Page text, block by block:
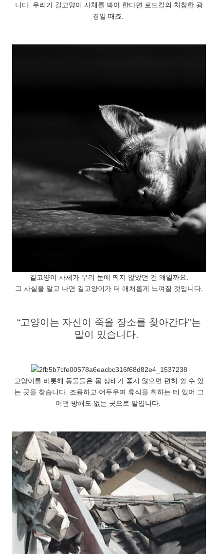
니다. 우리가 길고양이 사체를 봐야 한다면 로드킬의 처참한 광
경일 때죠.
길고양이 사체가 우리 눈에 띄지 않았던 건 왜일까요.
그 사실을 알고 나면 길고양이가 더 애처롭게 느껴질 것입니다.
“고양이는 자신이 죽을 장소를 찾아간다”는
말이 있습니다.
고양이를 비롯해 동물들은 몸 상태가 좋지 않으면 편히 쉴 수 있
는 곳을 찾습니다. 조용하고 어두우며 휴식을 취하는 데 있어 그
어떤 방해도 없는 곳으로 말입니다.